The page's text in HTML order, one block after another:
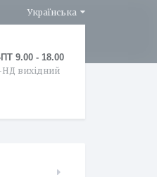
Українська
9.00 - 18.00
вихідний